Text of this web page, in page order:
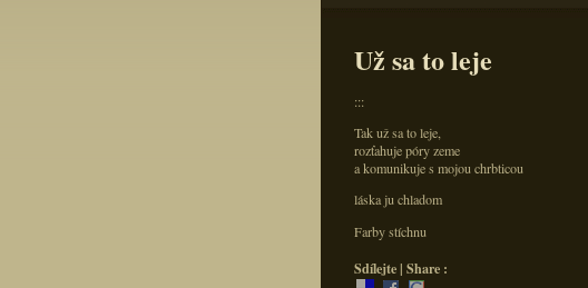
Už sa to leje
:::
Tak už sa to leje,
rozťahuje póry zeme
a komunikuje s mojou chrbticou
láska ju chladom
Farby stíchnu
Sdílejte | Share :